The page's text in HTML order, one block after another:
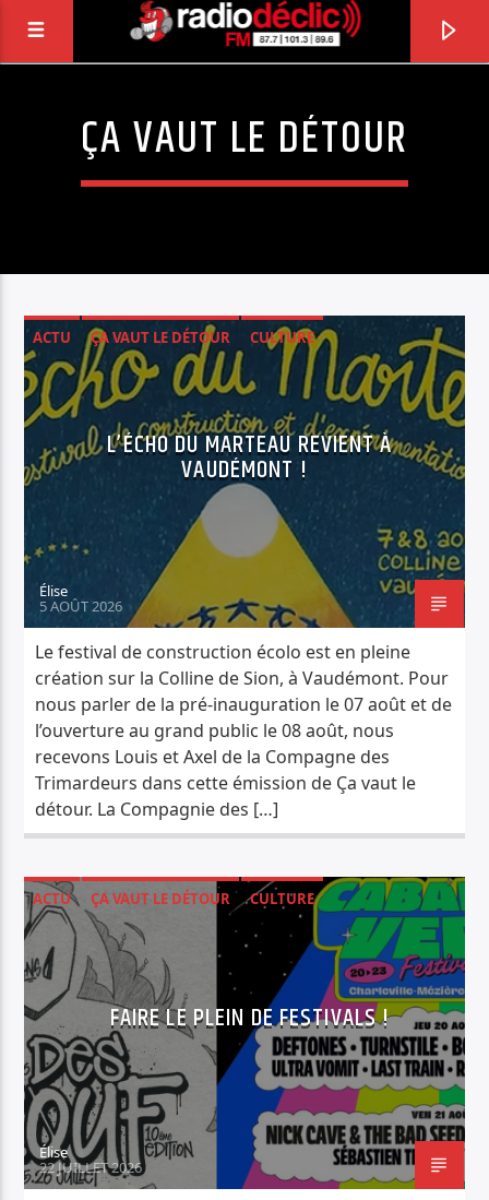
RADIO DÉCLIC
VOTRE RADIO ASSOCIATIVE EN TERRES DE
PISTE ACTUELLE
ZOMBIE
THE CRANBERRIES
Radio Déclic
ÇA VAUT LE DÉTOUR
ACTU ÇA VAUT LE DÉTOUR CULTURE
L’ÉCHO DU MARTEAU REVIENT À
VAUDÉMONT !
Élise
5 AOÛT 2026
Le festival de construction écolo est en pleine
création sur la Colline de Sion, à Vaudémont. Pour
nous parler de la pré-inauguration le 07 août et de
l’ouverture au grand public le 08 août, nous
recevons Louis et Axel de la Compagne des
Trimardeurs dans cette émission de Ça vaut le
détour. La Compagnie des […]
ACTU ÇA VAUT LE DÉTOUR CULTURE
FAIRE LE PLEIN DE FESTIVALS !
Élise
22 JUILLET 2026